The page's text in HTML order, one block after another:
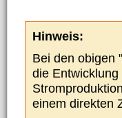
Hinweis:
Bei den obigen
die
einem direkten